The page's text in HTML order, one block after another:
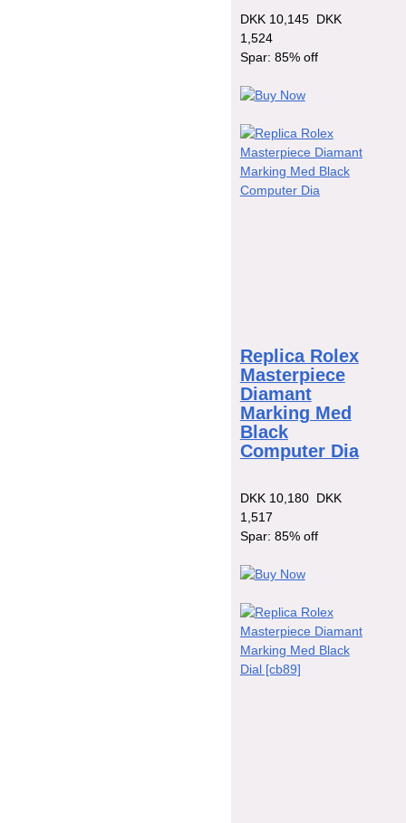
DKK 10,145 DKK
1,524
Spar: 85% off
Replica Rolex
Masterpiece
Diamant
Marking Med
Black
Computer Dia
DKK 10,180 DKK
1,517
Spar: 85% off